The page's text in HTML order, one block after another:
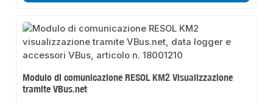
Modulo di comunicazione RESOL KM2 Visualizzazione
tramite VBus.net